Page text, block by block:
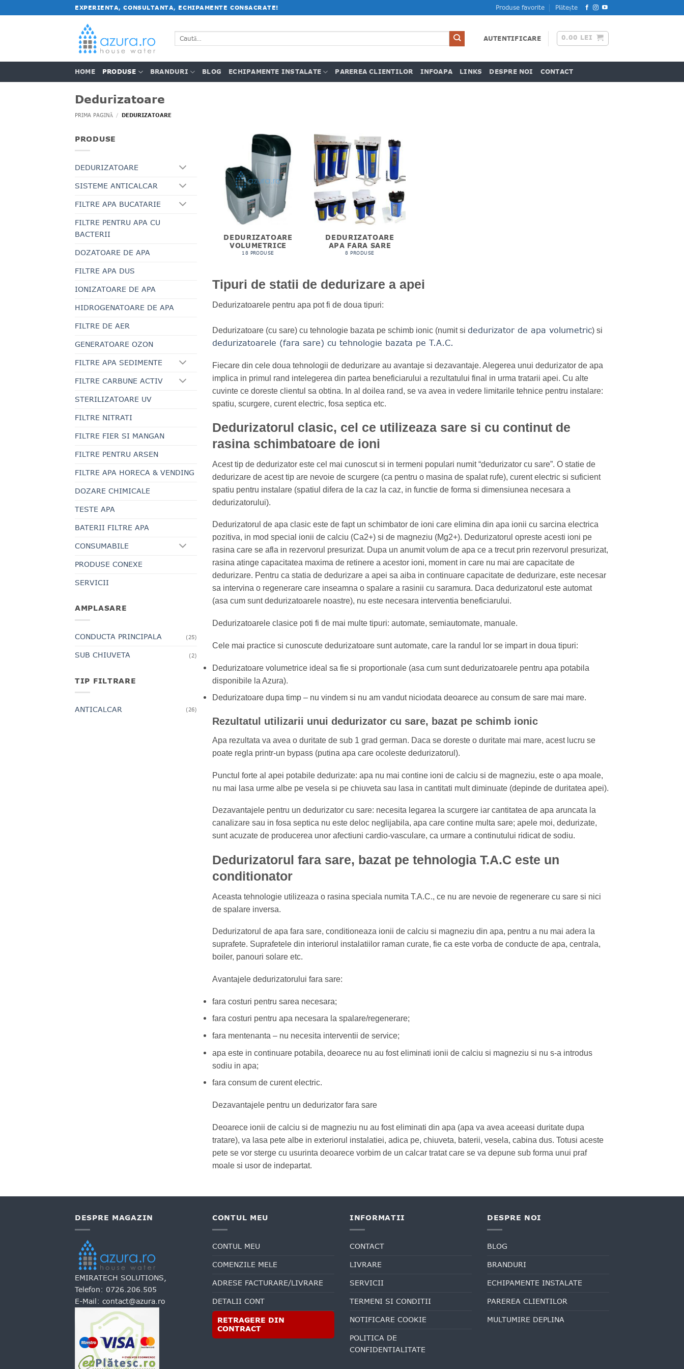
la
EXPERIENTA, CONSULTANTA, ECHIPAMENTE CONSACRATE! Produse favorite Plătește
Caută
după:
AUTENTIFICARE 0.00 LEI
HOME PRODUSE BRANDURI BLOG ECHIPAMENTE INSTALATE PAREREA CLIENTILOR INFOAPA LINKS DESPRE NOI CONTACT
Dedurizatoare
PRIMA PAGINĂ / DEDURIZATOARE
PRODUSE
DEDURIZATOARE
SISTEME ANTICALCAR
FILTRE APA BUCATARIE
FILTRE PENTRU APA CU
BACTERII
DOZATOARE DE APA
FILTRE APA DUS
IONIZATOARE DE APA
HIDROGENATOARE DE APA
FILTRE DE AER
GENERATOARE OZON
FILTRE APA SEDIMENTE
FILTRE CARBUNE ACTIV
STERILIZATOARE UV
FILTRE NITRATI
FILTRE FIER SI MANGAN
FILTRE PENTRU ARSEN
FILTRE APA HORECA & VENDING
DOZARE CHIMICALE
TESTE APA
BATERII FILTRE APA
CONSUMABILE
PRODUSE CONEXE
SERVICII
AMPLASARE
CONDUCTA PRINCIPALA (25)
SUB CHIUVETA (2)
TIP FILTRARE
ANTICALCAR (26)
DEDURIZATOARE
VOLUMETRICE
18 PRODUSE
DEDURIZATOARE
APA FARA SARE
8 PRODUSE
Tipuri de statii de dedurizare a apei
Dedurizatoarele pentru apa pot fi de doua tipuri:
Dedurizatoare (cu sare) cu tehnologie bazata pe schimb ionic (numit si dedurizator de apa volumetric) si
dedurizatoarele (fara sare) cu tehnologie bazata pe T.A.C.
Fiecare din cele doua tehnologii de dedurizare au avantaje si dezavantaje. Alegerea unui dedurizator de apa
implica in primul rand intelegerea din partea beneficiarului a rezultatului final in urma tratarii apei. Cu alte
cuvinte ce doreste clientul sa obtina. In al doilea rand, se va avea in vedere limitarile tehnice pentru instalare:
spatiu, scurgere, curent electric, fosa septica etc.
Dedurizatorul clasic, cel ce utilizeaza sare si cu continut de
rasina schimbatoare de ioni
Acest tip de dedurizator este cel mai cunoscut si in termeni populari numit “dedurizator cu sare”. O statie de
dedurizare de acest tip are nevoie de scurgere (ca pentru o masina de spalat rufe), curent electric si suficient
spatiu pentru instalare (spatiul difera de la caz la caz, in functie de forma si dimensiunea necesara a
dedurizatorului).
Dedurizatorul de apa clasic este de fapt un schimbator de ioni care elimina din apa ionii cu sarcina electrica
pozitiva, in mod special ionii de calciu (Ca2+) si de magneziu (Mg2+). Dedurizatorul opreste acesti ioni pe
rasina care se afla in rezervorul presurizat. Dupa un anumit volum de apa ce a trecut prin rezervorul presurizat,
rasina atinge capacitatea maxima de retinere a acestor ioni, moment in care nu mai are capacitate de
dedurizare. Pentru ca statia de dedurizare a apei sa aiba in continuare capacitate de dedurizare, este necesar
sa intervina o regenerare care inseamna o spalare a rasinii cu saramura. Daca dedurizatorul este automat
(asa cum sunt dedurizatoarele noastre), nu este necesara interventia beneficiarului.
Dedurizatoarele clasice poti fi de mai multe tipuri: automate, semiautomate, manuale.
Cele mai practice si cunoscute dedurizatoare sunt automate, care la randul lor se impart in doua tipuri:
Dedurizatoare volumetrice ideal sa fie si proportionale (asa cum sunt dedurizatoarele pentru apa potabila
disponibile la Azura).
Dedurizatoare dupa timp – nu vindem si nu am vandut niciodata deoarece au consum de sare mai mare.
Rezultatul utilizarii unui dedurizator cu sare, bazat pe schimb ionic
Apa rezultata va avea o duritate de sub 1 grad german. Daca se doreste o duritate mai mare, acest lucru se
poate regla printr-un bypass (putina apa care ocoleste dedurizatorul).
Punctul forte al apei potabile dedurizate: apa nu mai contine ioni de calciu si de magneziu, este o apa moale,
nu mai lasa urme albe pe vesela si pe chiuveta sau lasa in cantitati mult diminuate (depinde de duritatea apei).
Dezavantajele pentru un dedurizator cu sare: necesita legarea la scurgere iar cantitatea de apa aruncata la
canalizare sau in fosa septica nu este deloc neglijabila, apa care contine multa sare; apele moi, dedurizate,
sunt acuzate de producerea unor afectiuni cardio-vasculare, ca urmare a continutului ridicat de sodiu.
Dedurizatorul fara sare, bazat pe tehnologia T.A.C este un
conditionator
Aceasta tehnologie utilizeaza o rasina speciala numita T.A.C., ce nu are nevoie de regenerare cu sare si nici
de spalare inversa.
Dedurizatorul de apa fara sare, conditioneaza ionii de calciu si magneziu din apa, pentru a nu mai adera la
suprafete. Suprafetele din interiorul instalatiilor raman curate, fie ca este vorba de conducte de apa, centrala,
boiler, panouri solare etc.
Avantajele dedurizatorului fara sare:
fara costuri pentru sarea necesara;
fara costuri pentru apa necesara la spalare/regenerare;
fara mentenanta – nu necesita interventii de service;
apa este in continuare potabila, deoarece nu au fost eliminati ionii de calciu si magneziu si nu s-a introdus
sodiu in apa;
fara consum de curent electric.
Dezavantajele pentru un dedurizator fara sare
Deoarece ionii de calciu si de magneziu nu au fost eliminati din apa (apa va avea aceeasi duritate dupa
tratare), va lasa pete albe in exteriorul instalatiei, adica pe, chiuveta, baterii, vesela, cabina dus. Totusi aceste
pete se vor sterge cu usurinta deoarece vorbim de un calcar tratat care se va depune sub forma unui praf
moale si usor de indepartat.
DESPRE MAGAZIN
EMIRATECH SOLUTIONS,
Telefon: 0726.206.505
E-Mail: contact@azura.ro
CONTUL MEU
CONTUL MEU
COMENZILE MELE
ADRESE FACTURARE/LIVRARE
DETALII CONT
RETRAGERE DIN
CONTRACT
INFORMATII
CONTACT
LIVRARE
SERVICII
TERMENI SI CONDITII
NOTIFICARE COOKIE
POLITICA DE
CONFIDENTIALITATE
DESPRE NOI
BLOG
BRANDURI
ECHIPAMENTE INSTALATE
PAREREA CLIENTILOR
MULTUMIRE DEPLINA